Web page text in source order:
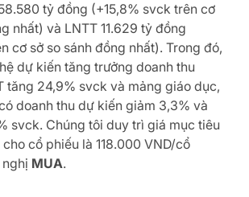
tỷ đồng (+15,8% svck trên cơ
nhất) và LNTT 11.629 tỷ đồng
cơ sở so sánh đồng nhất). Trong đó,
dự kiến ​​tăng trưởng doanh thu
tăng 24,9% svck và mảng giáo dục,
doanh thu dự kiến giảm 3,3% và
svck. Chúng tôi duy trì giá mục tiêu
cổ phiếu là 118.000 VND/cổ
MUA.